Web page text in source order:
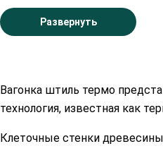
Развернуть
Вагонка штиль термо
технология, известная как
Клеточные стенки древесины